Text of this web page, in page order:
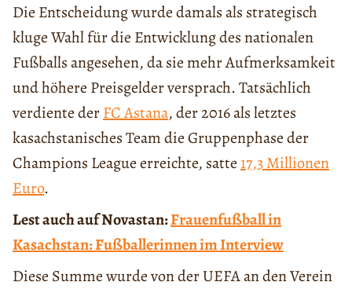
Die Entscheidung wurde damals als strategisch
kluge Wahl für die Entwicklung des nationalen
Fußballs angesehen, da sie mehr Aufmerksamkeit
und höhere Preisgelder versprach. Tatsächlich
verdiente derFC Astana, der 2016 als letztes
kasachstanisches Team die Gruppenphase der
Champions League erreichte, satte17,3 Millionen
Euro.
Lest auch auf Novastan:Frauenfußball in
Kasachstan: Fußballerinnen im Interview
Diese Summe wurde von der UEFA an den Verein